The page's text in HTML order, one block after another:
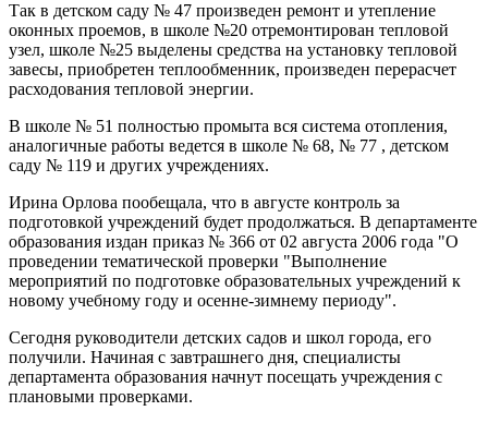
Так в детском саду № 47 произведен ремонт и утепление
оконных проемов, в школе №20 отремонтирован тепловой
узел, школе №25 выделены средства на установку тепловой
завесы, приобретен теплообменник, произведен перерасчет
расходования тепловой энергии.
В школе № 51 полностью промыта вся система отопления,
аналогичные работы ведется в школе № 68, № 77 , детском
саду № 119 и других учреждениях.
Ирина Орлова пообещала, что в августе контроль за
подготовкой учреждений будет продолжаться. В департаменте
образования издан приказ № 366 от 02 августа 2006 года "О
проведении тематической проверки "Выполнение
мероприятий по подготовке образовательных учреждений к
новому учебному году и осенне-зимнему периоду".
Сегодня руководители детских садов и школ города, его
получили. Начиная с завтрашнего дня, специалисты
департамента образования начнут посещать учреждения с
плановыми проверками.